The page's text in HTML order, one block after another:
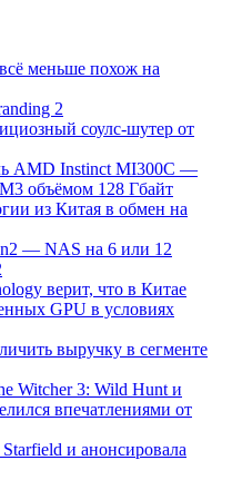
меньше похож на
2
соулс-шутер от
AMD Instinct MI300C —
объёмом 128 Гбайт
из Китая в обмен на
— NAS на 6 или 12
верит, что в Китае
GPU в условиях
выручку в сегменте
Witcher 3: Wild Hunt и
впечатлениями от
и анонсировала